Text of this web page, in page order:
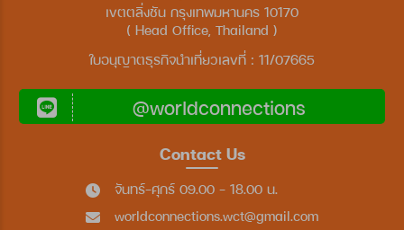
เขตตลิ่งชัน กรุงเทพมหานคร 10170
( Head Office, Thailand )
ใบอนุญาตธุรกิจนำเที่ยวเลขที่ : 11/07665
@worldconnections
Contact Us
จันทร์-ศุกร์ 09.00 - 18.00 น.
worldconnections.wct@gmail.com